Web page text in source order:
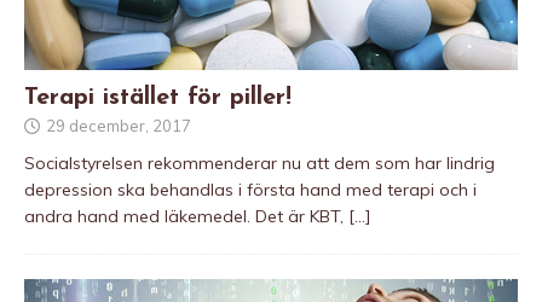
Terapi istället för piller!
29 december, 2017
Socialstyrelsen rekommenderar nu att dem som har lindrig
depression ska behandlas i första hand med terapi och i
andra hand med läkemedel. Det är KBT, […]